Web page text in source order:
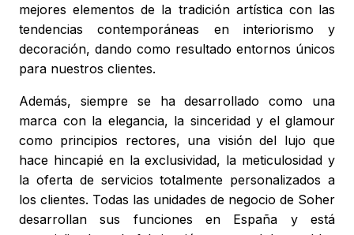
mejores elementos de la tradición artística con las
tendencias contemporáneas en interiorismo y
decoración, dando como resultado entornos únicos
para nuestros clientes.
Además, siempre se ha desarrollado como una
marca con la elegancia, la sinceridad y el glamour
como principios rectores, una visión del lujo que
hace hincapié en la exclusividad, la meticulosidad y
la oferta de servicios totalmente personalizados a
los clientes. Todas las unidades de negocio de Soher
desarrollan sus funciones en España y está